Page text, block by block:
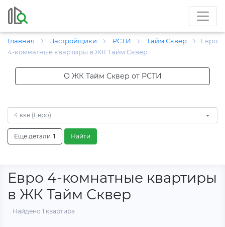
Главная Застройщики РСТИ Тайм Сквер
Евро
4-комнатные квартиры в ЖК Тайм Сквер
О ЖК Тайм Сквер от РСТИ
4 ккв (Евро)
Еще детали 1 Найти
Евро 4-комнатные квартиры
в ЖК Тайм Сквер
Найдено 1 квартира